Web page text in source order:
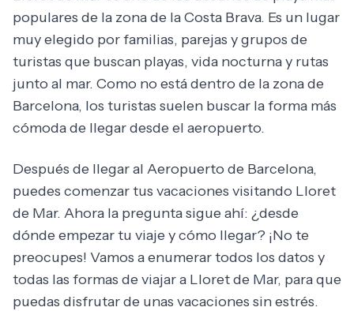
populares de la zona de la Costa Brava. Es un lugar
muy elegido por familias, parejas y grupos de
turistas que buscan playas, vida nocturna y rutas
junto al mar. Como no está dentro de la zona de
Barcelona, los turistas suelen buscar la forma más
cómoda de llegar desde el aeropuerto.
Después de llegar al Aeropuerto de Barcelona,
puedes comenzar tus vacaciones visitando Lloret
de Mar. Ahora la pregunta sigue ahí: ¿desde
dónde empezar tu viaje y cómo llegar? ¡No te
preocupes! Vamos a enumerar todos los datos y
todas las formas de viajar a Lloret de Mar, para que
puedas disfrutar de unas vacaciones sin estrés.